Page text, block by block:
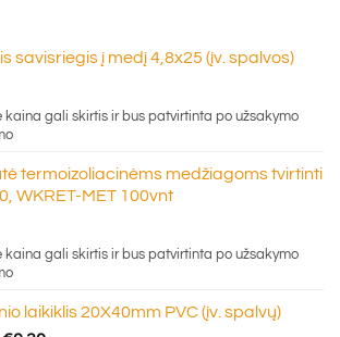
savisriegis į medį 4,8x25 (įv. spalvos)
kaina gali skirtis ir bus patvirtinta po užsakymo
termoizoliacinėms medžiagoms tvirtinti
WKRET-MET 100vnt
kaina gali skirtis ir bus patvirtinta po užsakymo
laikiklis 20X40mm PVC (įv. spalvų)